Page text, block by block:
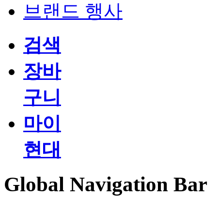
브랜드 행사
검색
장바
구니
마이
현대
Global Navigation Bar